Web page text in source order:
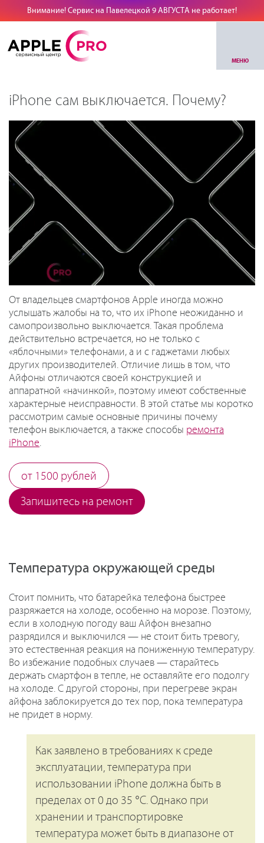
Внимание! Сервис на Павелецкой 9 АВГУСТА не работает!
МЕНЮ
iPhone сам выключается. Почему?
От владельцев смартфонов Apple иногда можно
услышать жалобы на то, что их iPhone неожиданно и
самопроизвольно выключается. Такая проблема
действительно встречается, но не только с
«яблочными» телефонами, а и с гаджетами любых
других производителей. Отличие лишь в том, что
Айфоны отличаются своей конструкцией и
аппаратной «начинкой», поэтому имеют собственные
характерные неисправности. В этой статье мы коротко
рассмотрим самые основные причины почему
телефон выключается, а также способы ремонта
iPhone.
от 1500 рублей
Запишитесь на ремонт
Температура окружающей среды
Стоит помнить, что батарейка телефона быстрее
разряжается на холоде, особенно на морозе. Поэтому,
если в холодную погоду ваш Айфон внезапно
разрядился и выключился — не стоит бить тревогу,
это естественная реакция на пониженную температуру.
Во избежание подобных случаев — старайтесь
держать смартфон в тепле, не оставляйте его подолгу
на холоде. С другой стороны, при перегреве экран
айфона заблокируется до тех пор, пока температура
не придет в норму.
Как заявлено в требованиях к среде
эксплуатации, температура при
использовании iPhone должна быть в
пределах от 0 до 35 °C. Однако при
хранении и транспортировке
температура может быть в диапазоне от